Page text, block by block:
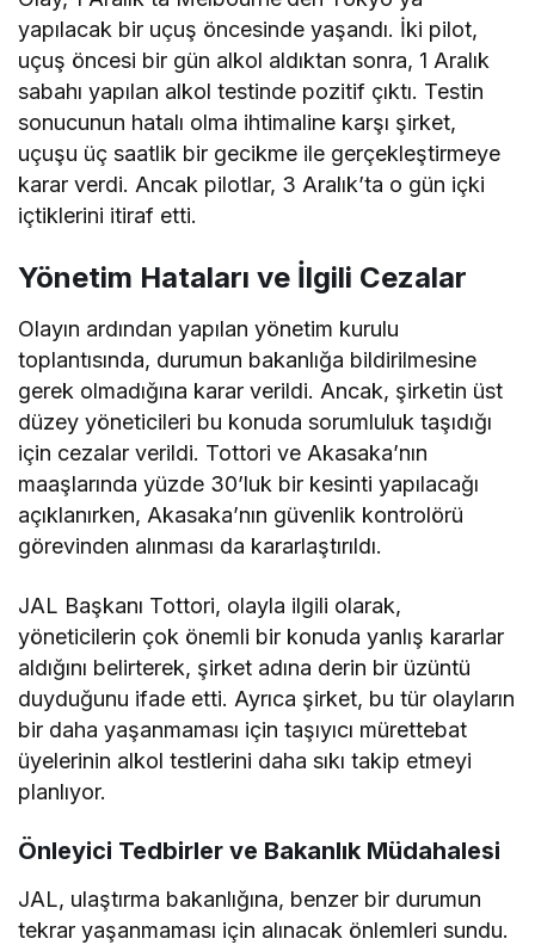
yapılacak bir uçuş öncesinde yaşandı. İki pilot,
uçuş öncesi bir gün alkol aldıktan sonra, 1 Aralık
sabahı yapılan alkol testinde pozitif çıktı. Testin
sonucunun hatalı olma ihtimaline karşı şirket,
uçuşu üç saatlik bir gecikme ile gerçekleştirmeye
karar verdi. Ancak pilotlar, 3 Aralık’ta o gün içki
içtiklerini itiraf etti.
Yönetim Hataları ve İlgili Cezalar
Olayın ardından yapılan yönetim kurulu
toplantısında, durumun bakanlığa bildirilmesine
gerek olmadığına karar verildi. Ancak, şirketin üst
düzey yöneticileri bu konuda sorumluluk taşıdığı
için cezalar verildi. Tottori ve Akasaka’nın
maaşlarında yüzde 30’luk bir kesinti yapılacağı
açıklanırken, Akasaka’nın güvenlik kontrolörü
görevinden alınması da kararlaştırıldı.
JAL Başkanı Tottori, olayla ilgili olarak,
yöneticilerin çok önemli bir konuda yanlış kararlar
aldığını belirterek, şirket adına derin bir üzüntü
duyduğunu ifade etti. Ayrıca şirket, bu tür olayların
bir daha yaşanmaması için taşıyıcı mürettebat
üyelerinin alkol testlerini daha sıkı takip etmeyi
planlıyor.
Önleyici Tedbirler ve Bakanlık Müdahalesi
JAL, ulaştırma bakanlığına, benzer bir durumun
tekrar yaşanmaması için alınacak önlemleri sundu.